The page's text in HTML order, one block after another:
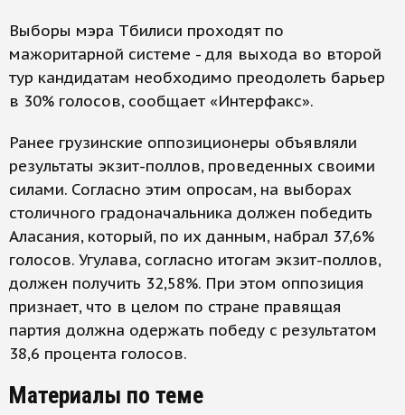
Выборы мэра Тбилиси проходят по
мажоритарной системе - для выхода во второй
тур кандидатам необходимо преодолеть барьер
в 30% голосов, сообщает «Интерфакс».
Ранее грузинские оппозиционеры объявляли
результаты экзит-поллов, проведенных своими
силами. Согласно этим опросам, на выборах
столичного градоначальника должен победить
Аласания, который, по их данным, набрал 37,6%
голосов. Угулава, согласно итогам экзит-поллов,
должен получить 32,58%. При этом оппозиция
признает, что в целом по стране правящая
партия должна одержать победу с результатом
38,6 процента голосов.
Материалы по теме